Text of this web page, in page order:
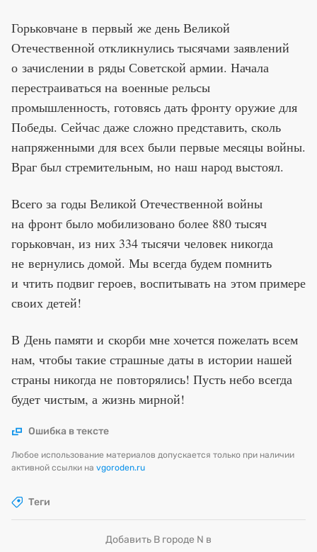
Горьковчане в первый же день Великой
Отечественной откликнулись тысячами заявлений
о зачислении в ряды Советской армии. Начала
перестраиваться на военные рельсы
промышленность, готовясь дать фронту оружие для
Победы. Сейчас даже сложно представить, сколь
напряженными для всех были первые месяцы войны.
Враг был стремительным, но наш народ выстоял.
Всего за годы Великой Отечественной войны
на фронт было мобилизовано более 880 тысяч
горьковчан, из них 334 тысячи человек никогда
не вернулись домой. Мы всегда будем помнить
и чтить подвиг героев, воспитывать на этом примере
своих детей!
В День памяти и скорби мне хочется пожелать всем
нам, чтобы такие страшные даты в истории нашей
страны никогда не повторялись! Пусть небо всегда
будет чистым, а жизнь мирной!
Ошибка в тексте
Любое использование материалов допускается только при наличии
активной ссылки на vgoroden.ru
Теги
Добавить В городе N в